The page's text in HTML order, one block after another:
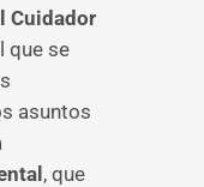
Cuidador
que se
asuntos
, que